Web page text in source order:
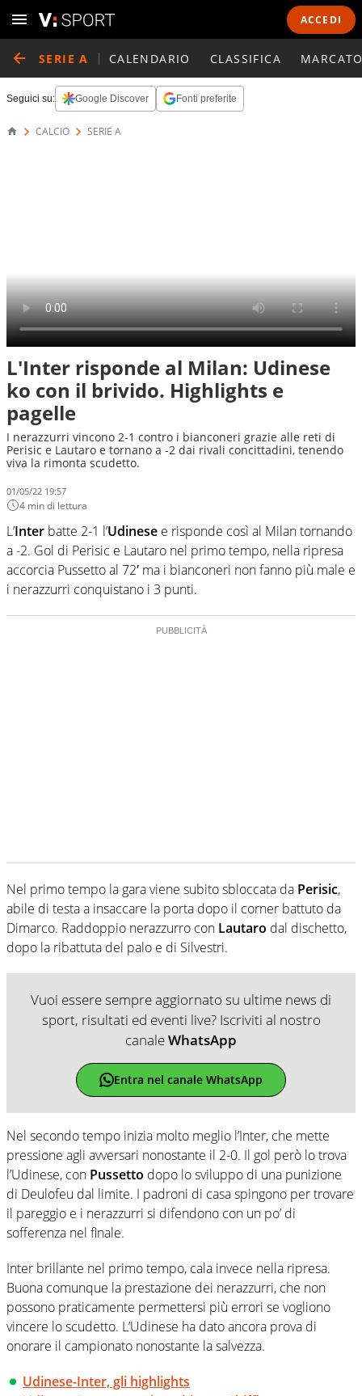
ACCEDI
SERIE A CALENDARIO CLASSIFICA
Seguici su: Google Discover Fonti preferite
CALCIO SERIE A
L'Inter risponde al Milan: Udinese
ko con il brivido. Highlights e
pagelle
I nerazzurri vincono 2-1 contro i bianconeri grazie alle reti di
Perisic e Lautaro e tornano a -2 dai rivali concittadini, tenendo
viva la rimonta scudetto.
01/05/22 19:57
4 min di lettura
L’Inter batte 2-1 l’Udinese e risponde così al Milan tornando
a -2. Gol di Perisic e Lautaro nel primo tempo, nella ripresa
accorcia Pussetto al 72′ ma i bianconeri non fanno più male e
i nerazzurri conquistano i 3 punti.
Nel primo tempo la gara viene subito sbloccata da Perisic,
abile di testa a insaccare la porta dopo il corner battuto da
Dimarco. Raddoppio nerazzurro con Lautaro dal dischetto,
dopo la ribattuta del palo e di Silvestri.
Vuoi essere sempre aggiornato su ultime news di
sport, risultati ed eventi live? Iscriviti al nostro
canaleWhatsApp
Entra nel canale WhatsApp
Nel secondo tempo inizia molto meglio l’Inter, che mette
pressione agli avversari nonostante il 2-0. Il gol però lo trova
l’Udinese, con Pussetto dopo lo sviluppo di una punizione
di Deulofeu dal limite. I padroni di casa spingono per trovare
il pareggio e i nerazzurri si difendono con un po’ di
sofferenza nel finale.
Inter brillante nel primo tempo, cala invece nella ripresa.
Buona comunque la prestazione dei nerazzurri, che non
possono praticamente permettersi più errori se vogliono
vincere lo scudetto. L’Udinese ha dato ancora prova di
onorare il campionato nonostante la salvezza.
Udinese-Inter, gli highlights